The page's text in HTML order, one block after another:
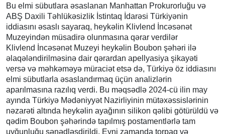
Bu elmi sübutlara əsaslanan Manhattan Prokurorluğu və
ABŞ Daxili Təhlükəsizlik İstintaq İdarəsi Türkiyənin
iddiasını əsaslı sayaraq, heykəlin Klivlend İncəsənət
Muzeyindən müsadirə olunmasına qərar verdilər
Klivlend İncəsənət Muzeyi heykəlin Boubon şəhəri ilə
əlaqələndirilməsinə dair qərardan apellyasiya şikayəti
versə və məhkəməyə müraciət etsə də, Türkiyə öz iddiasını
elmi sübutlarla əsaslandırmaq üçün analizlərin
aparılmasına razılıq verdi. Bu məqsədlə 2024-cü ilin may
ayında Türkiyə Mədəniyyət Nazirliyinin mütəxəssislərinin
nəzarəti altında heykəlin ayağının silikon qəlibi götürüldü və
qədim Boubon şəhərində tapılmış postamentlərlə tam
uyğunluğu sənədləşdirildi. Eyni zamanda torpaq və